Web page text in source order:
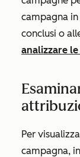
campagna
conclusi o
analizzare
Per
campagna,